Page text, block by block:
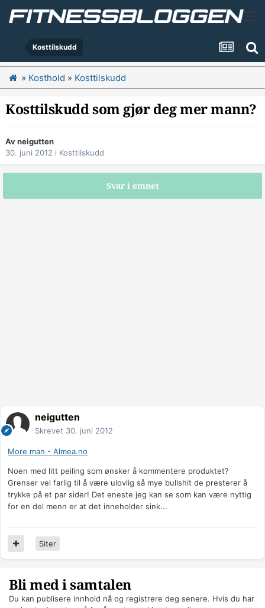
Kosttilskudd
» Kosthold » Kosttilskudd
Kosttilskudd som gjør deg mer mann?
Avneigutten
30. juni 2012 i Kosttilskudd
Svar i emnet
neigutten
Skrevet 30. juni 2012
More man - Almea.no
Noen med litt peiling som ønsker å kommentere produktet?
Grenser vel farlig til å være ulovlig så mye bullshit de presterer å
trykke på et par sider! Det eneste jeg kan se som kan være nyttig
for en del menn er at det inneholder sink...
Siter
Bli med i samtalen
Du kan publisere innhold nå og registrere deg senere. Hvis du har